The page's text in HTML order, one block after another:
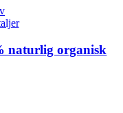
naturlig organisk